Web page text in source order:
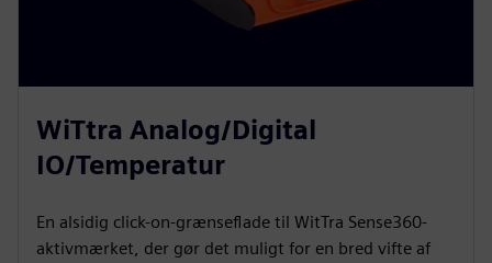
WiTtra Analog/Digital
IO/Temperatur
En alsidig click-on-grænseflade til WitTra Sense360-
aktivmærket, der gør det muligt for en bred vifte af